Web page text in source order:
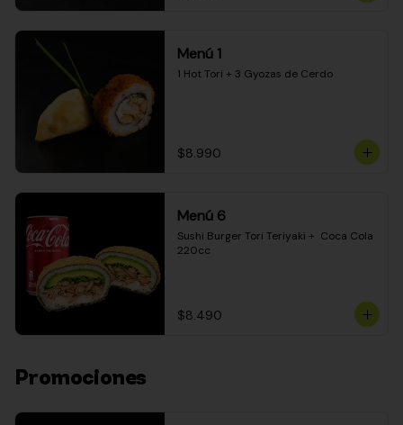
Menú 1
1 Hot Tori + 3 Gyozas de Cerdo
$8.990
Menú 6
Sushi Burger Tori Teriyaki +  Coca Cola
220cc
$8.490
Promociones